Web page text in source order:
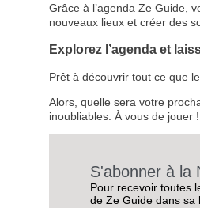
Grâce à l’agenda Ze Guide,
nouveaux lieux et créer des
Explorez l’agenda et
Prêt à découvrir tout ce que
Alors, quelle sera votre
inoubliables. À vous de jouer !
S'abonner à la
Pour recevoir toutes
de Ze Guide dans sa